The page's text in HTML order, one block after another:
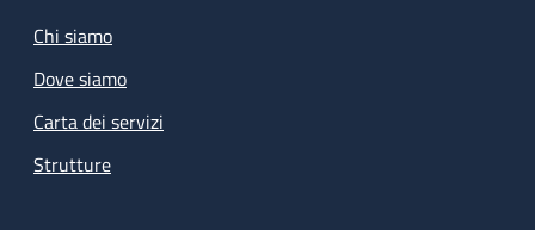
Chi siamo
Dove siamo
Carta dei servizi
Strutture